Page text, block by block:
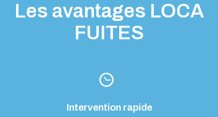
Les avantages LOCA
FUITES
Intervention rapide